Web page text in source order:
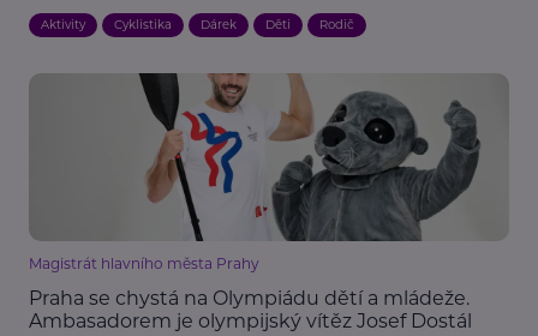
Aktivity Cyklistika Dárek Děti Rodič
Magistrát hlavního města Prahy
Praha se chystá na Olympiádu dětí a mládeže.
Ambasadorem je olympijský vítěz Josef Dostál